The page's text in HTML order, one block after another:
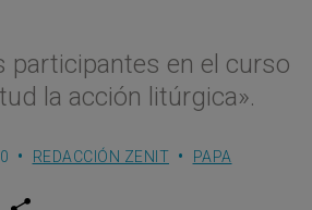
participantes en el curso
la acción litúrgica».
REDACCIÓN ZENIT
PAPA